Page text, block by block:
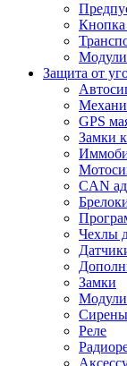
Кнопка
Модули
Защита от
GPS
Замки
CAN
Чехлы
Замки
Модули
Сирены
Реле